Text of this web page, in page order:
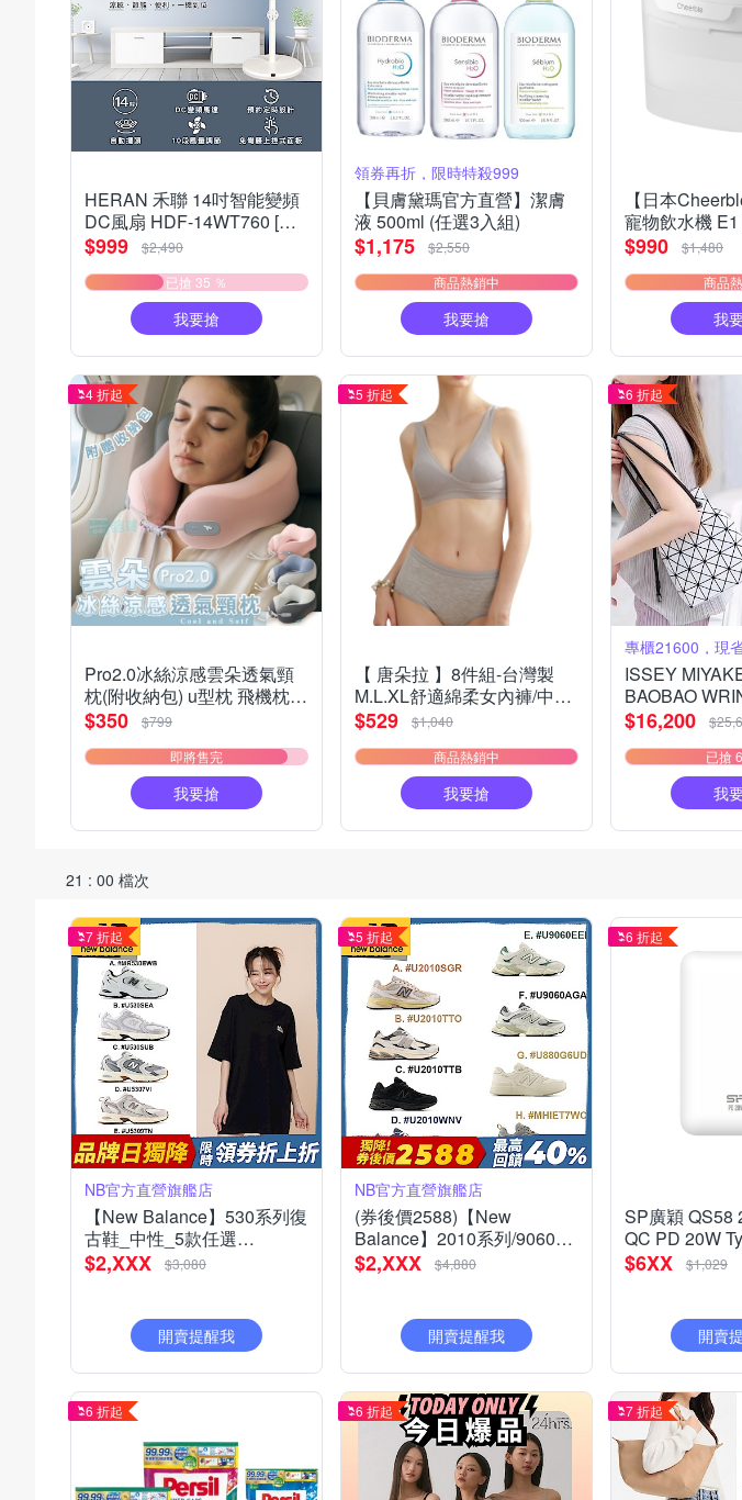
HERAN 禾聯 14吋智能變頻
DC風扇 HDF-14WT760 [限
時優惠]
$999
$2,490
已搶 35 ％
我要搶
領券再折，限時特殺999
【貝膚黛瑪官方直營】潔膚
液 500ml (任選3入組)
$1,175
$2,550
商品熱銷中
我要搶
【日本
寵物飲水機
無泵浦設計 無
$990
$1,480
商品
我
4 折起
Pro2.0冰絲涼感雲朵透氣頸
枕(附收納包) u型枕 飛機枕
攜帶方便 午睡枕 頭枕 遠程旅
$350
$799
即將售完
我要搶
5 折起
【 唐朵拉 】8件組-台灣製
M.L.XL舒適綿柔女內褲/中大
尺碼/伸縮性佳/女內褲/居家/
$529
$1,040
商品熱銷中
我要搶
6 折起
專櫃21600，現
ISSEY
BAOBAO
背帶水桶包(多
$16,200
已搶
我
21 : 00 檔次
7 折起
NB官方直營旗艦店
【New Balance】530系列復
古鞋_中性_5款任選
(MR530EWB/U530SEA/SUB/7VI/9TN)
$2,XXX $3,080
開賣提醒我
5 折起
NB官方直營旗艦店
(券後價2588)【New
Balance】2010系列/9060系
列/防水慢跑鞋/越野鞋_男女
_8款任選
$2,XXX $4,880
開賣提醒我
6 折起
SP廣穎 QS58
QC PD 20W
行動電源_具
$6XX $1,029
開賣
6 折起 6 折起 7 折起